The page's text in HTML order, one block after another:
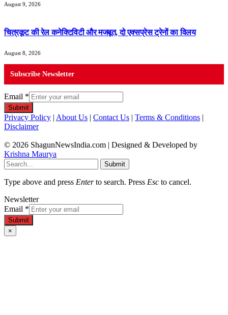
August 9, 2026
चित्रकूट की रेल कनेक्टिविटी और मजबूत, दो एक्सप्रेस ट्रेनों का विलय
August 8, 2026
Subscribe Newsletter
Email *
Submit
Privacy Policy | About Us | Contact Us | Terms & Conditions |
Disclaimer
© 2026 ShagunNewsIndia.com | Designed & Developed by
Krishna Maurya
Submit
Type above and press Enterto search. Press Esc to cancel.
Newsletter
Email *
Submit
×